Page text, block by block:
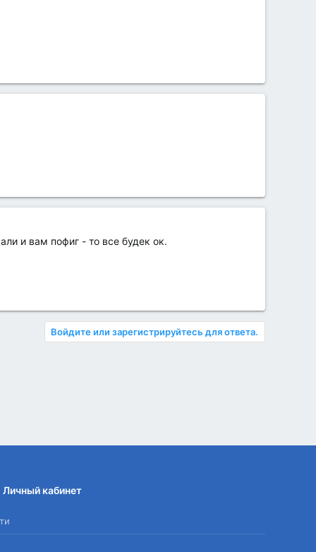
и вам пофиг - то все будек ок.
Войдите или зарегистрируйтесь для ответа.
Личный кабинет